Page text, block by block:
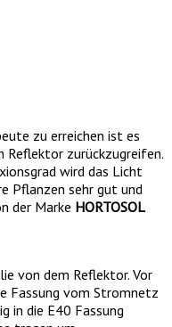
zu erreichen ist es
Reflektor zurückzugreifen.
wird das Licht
Pflanzen sehr gut und
der Marke HORTOSOL
von dem Reflektor. Vor
Fassung vom Stromnetz
in die E40 Fassung